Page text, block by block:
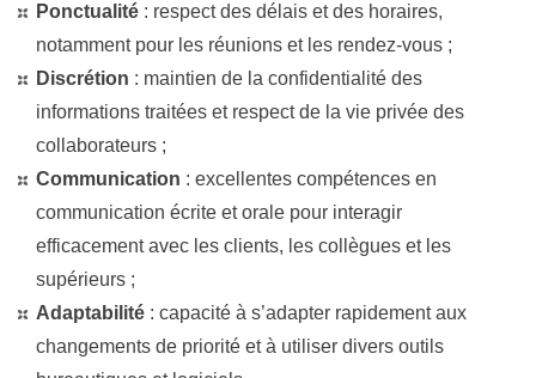
Ponctualité : respect des délais et des horaires,
notamment pour les réunions et les rendez-vous​ ;
Discrétion : maintien de la confidentialité des
informations traitées et respect de la vie privée des
collaborateurs​​ ;
Communication : excellentes compétences en
communication écrite et orale pour interagir
efficacement avec les clients, les collègues et les
supérieurs​ ;
Adaptabilité : capacité à s’adapter rapidement aux
changements de priorité et à utiliser divers outils